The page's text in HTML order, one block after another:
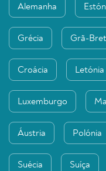
Alemanha
Grécia Grã-
Croácia Letónia
Luxemburgo
Áustria Polónia
Suécia Suíça